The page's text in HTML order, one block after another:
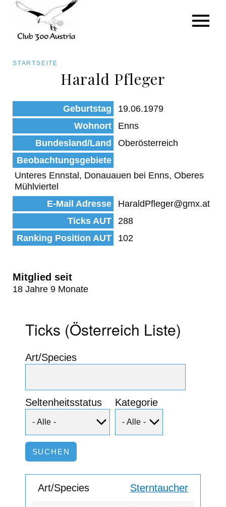
zum
Inhalt
Pfadnavigation
STARTSEITE
Harald Pfleger
Geburtstag
19.06.1979
Wohnort
Enns
Bundesland/Land
Oberösterreich
Beobachtungsgebiete
Unteres Ennstal, Donauauen bei Enns, Oberes
Mühlviertel
E-Mail Adresse
HaraldPfleger@gmx.at
Ticks AUT
288
Ranking Position AUT
102
Mitglied seit
18 Jahre 9 Monate
Ticks (Österreich Liste)
Art/Species
Seltenheitsstatus Kategorie
Art/Species
Status
Kategorie für die Österreich-Liste
Beobachtungen
Sterntaucher